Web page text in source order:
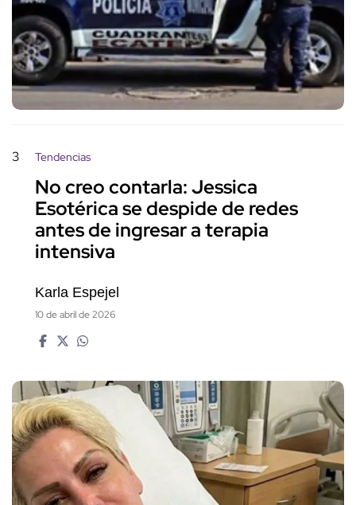
3 Tendencias
No creo contarla: Jessica
Esotérica se despide de redes
antes de ingresar a terapia
intensiva
Karla Espejel
10 de abril de 2026